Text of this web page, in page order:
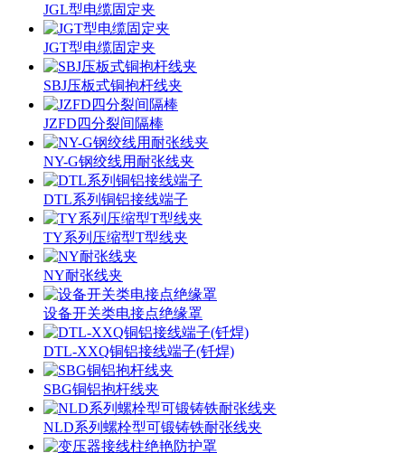
JGL型电缆固定夹
JGT型电缆固定夹
SBJ压板式铜抱杆线夹
JZFD四分裂间隔棒
NY-G钢绞线用耐张线夹
DTL系列铜铝接线端子
TY系列压缩型T型线夹
NY耐张线夹
设备开关类电接点绝缘罩
DTL-XXQ铜铝接线端子(钎焊)
SBG铜铝抱杆线夹
NLD系列螺栓型可锻铸铁耐张线夹